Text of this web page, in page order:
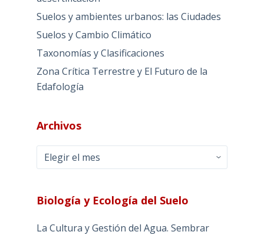
Suelos y ambientes urbanos: las Ciudades
Suelos y Cambio Climático
Taxonomías y Clasificaciones
Zona Crítica Terrestre y El Futuro de la
Edafología
Archivos
Archivos
Biología y Ecología del Suelo
La Cultura y Gestión del Agua. Sembrar